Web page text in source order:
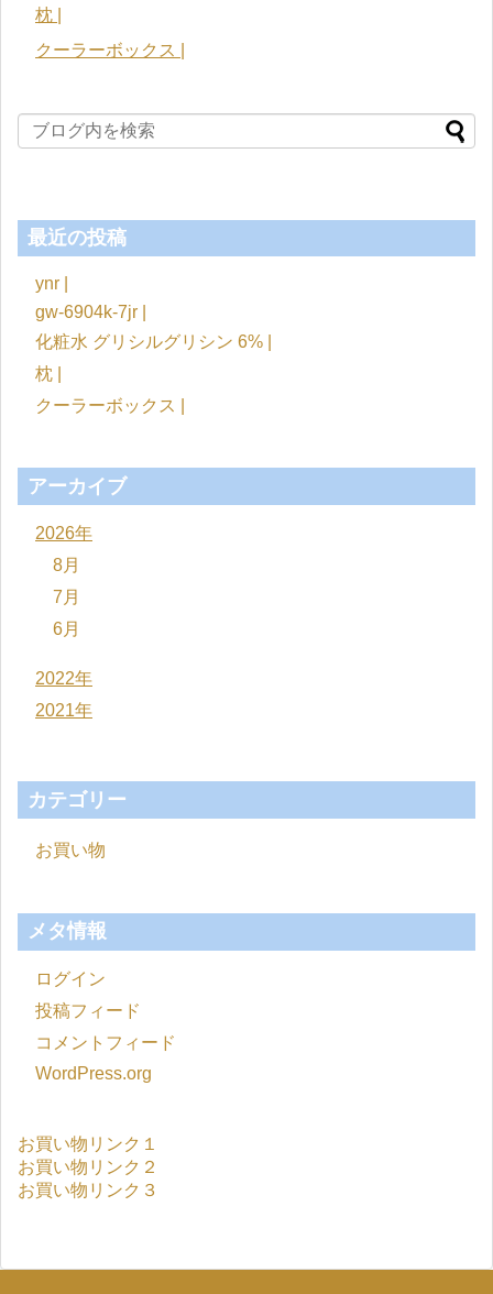
枕 |
クーラーボックス |
最近の投稿
ynr |
gw-6904k-7jr |
化粧水 グリシルグリシン 6% |
枕 |
クーラーボックス |
アーカイブ
2026年
8月
7月
6月
2022年
2021年
カテゴリー
お買い物
メタ情報
ログイン
投稿フィード
コメントフィード
WordPress.org
お買い物リンク１
お買い物リンク２
お買い物リンク３